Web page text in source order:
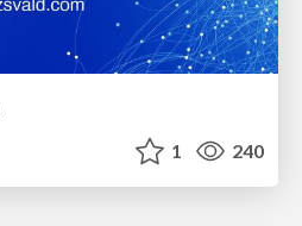
1 240